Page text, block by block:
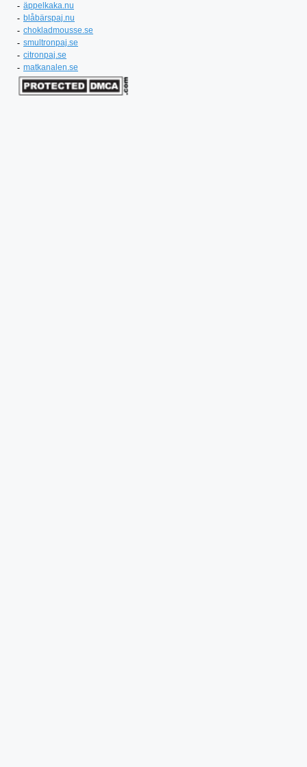
- äppelkaka.nu
- blåbärspaj.nu
- chokladmousse.se
- smultronpaj.se
- citronpaj.se
- matkanalen.se